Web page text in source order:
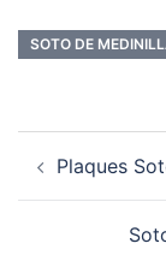
SOTO DE
navigation
Plaques